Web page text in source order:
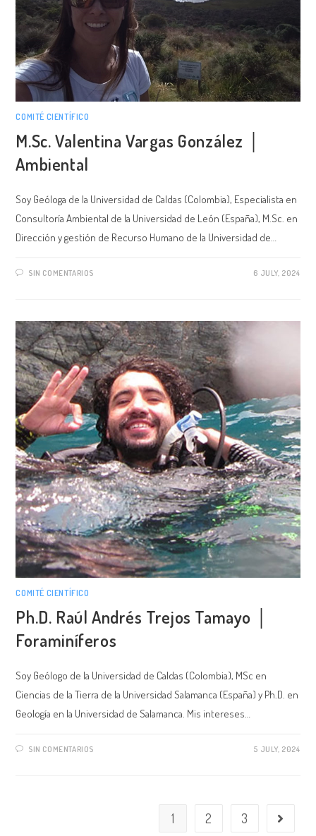
COMITÉ CIENTÍFICO
M.Sc. Valentina Vargas González │
Ambiental
Soy Geóloga de la Universidad de Caldas (Colombia), Especialista en
Consultoría Ambiental de la Universidad de León (España), M.Sc. en
Dirección y gestión de Recurso Humano de la Universidad de…
SIN COMENTARIOS 6 JULY, 2024
COMITÉ CIENTÍFICO
Ph.D. Raúl Andrés Trejos Tamayo │
Foraminíferos
Soy Geólogo de la Universidad de Caldas (Colombia), MSc en
Ciencias de la Tierra de la Universidad Salamanca (España) y Ph.D. en
Geología en la Universidad de Salamanca. Mis intereses…
SIN COMENTARIOS 5 JULY, 2024
1 2 3